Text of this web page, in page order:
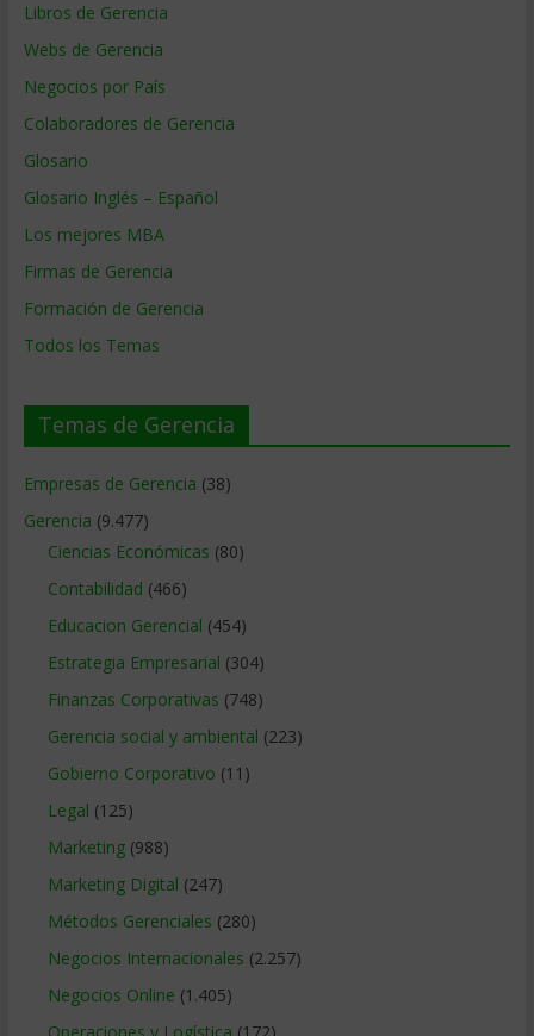
Libros de Gerencia
Webs de Gerencia
Negocios por País
Colaboradores de Gerencia
Glosario
Glosario Inglés – Español
Los mejores MBA
Firmas de Gerencia
Formación de Gerencia
Todos los Temas
Temas de Gerencia
Empresas de Gerencia (38)
Gerencia (9.477)
Ciencias Económicas (80)
Contabilidad (466)
Educacion Gerencial (454)
Estrategia Empresarial (304)
Finanzas Corporativas (748)
Gerencia social y ambiental (223)
Gobierno Corporativo (11)
Legal (125)
Marketing(988)
Marketing Digital (247)
Métodos Gerenciales (280)
Negocios Internacionales (2.257)
Negocios Online (1.405)